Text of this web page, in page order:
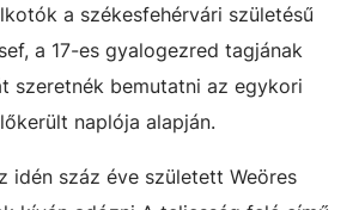
a székesfehérvári születésű
a 17-es gyalogezred tagjának
szeretnék bemutatni az egykori
naplója alapján.
idén száz éve született Weöres